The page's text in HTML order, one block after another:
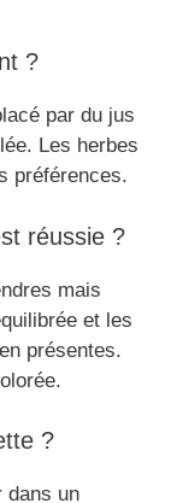
?
par du jus
Les herbes
préférences.
réussie ?
mais
et les
présentes.
?
dans un